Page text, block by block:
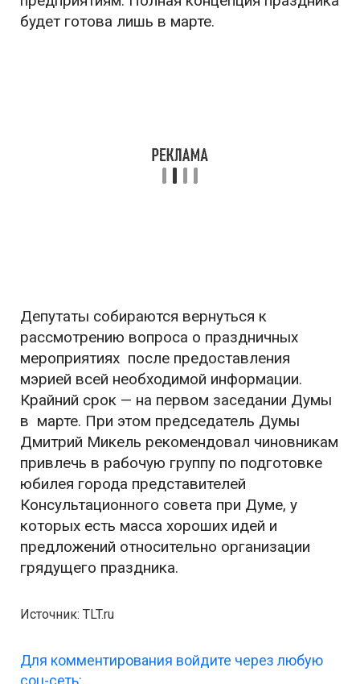
будет готова лишь в марте.
Депутаты собираются вернуться к
рассмотрению вопроса о праздничных
мероприятиях после предоставления
мэрией всей необходимой информации.
Крайний срок — на первом заседании Думы
в марте. При этом председатель Думы
Дмитрий Микель рекомендовал чиновникам
привлечь в рабочую группу по подготовке
юбилея города представителей
Консультационного совета при Думе, у
которых есть масса хороших идей и
предложений относительно организации
грядущего праздника.
Источник: TLT.ru
Для комментирования войдите через любую
соц-сеть: